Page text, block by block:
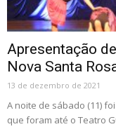
Apresentação
Nova Santa
13 de dezembro de 2021
A noite de sábado (11)
que foram até o Teatro